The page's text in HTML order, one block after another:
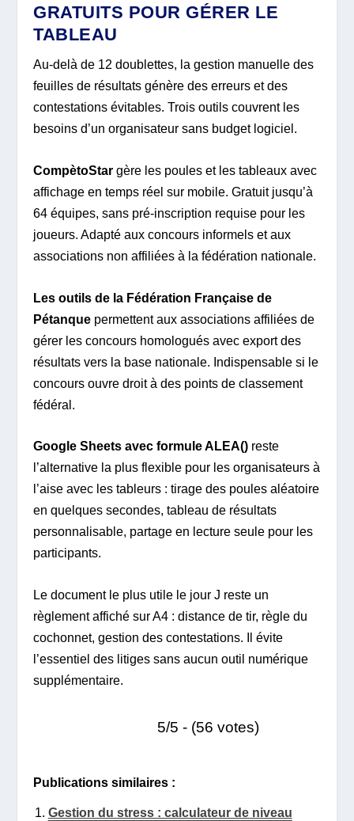
GRATUITS POUR GÉRER LE
TABLEAU
Au-delà de 12 doublettes, la gestion manuelle des
feuilles de résultats génère des erreurs et des
contestations évitables. Trois outils couvrent les
besoins d’un organisateur sans budget logiciel.
CompètoStar gère les poules et les tableaux avec
affichage en temps réel sur mobile. Gratuit jusqu’à
64 équipes, sans pré-inscription requise pour les
joueurs. Adapté aux concours informels et aux
associations non affiliées à la fédération nationale.
Les outils de la Fédération Française de
Pétanque permettent aux associations affiliées de
gérer les concours homologués avec export des
résultats vers la base nationale. Indispensable si le
concours ouvre droit à des points de classement
fédéral.
Google Sheets avec formule ALEA() reste
l’alternative la plus flexible pour les organisateurs à
l’aise avec les tableurs : tirage des poules aléatoire
en quelques secondes, tableau de résultats
personnalisable, partage en lecture seule pour les
participants.
Le document le plus utile le jour J reste un
règlement affiché sur A4 : distance de tir, règle du
cochonnet, gestion des contestations. Il évite
l’essentiel des litiges sans aucun outil numérique
supplémentaire.
5/5 - (56 votes)
Publications similaires :
Gestion du stress : calculateur de niveau